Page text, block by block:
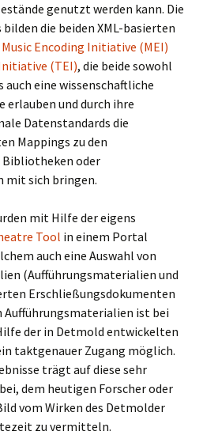
genutzt werden kann. Die
die beiden XML-basierten
Music Encoding Initiative (MEI)
(TEI), die beide sowohl
eine wissenschaftliche
erlauben und durch ihre
Datenstandards die
Mappings zu den
Bibliotheken oder
mit sich bringen.
mit Hilfe der eigens
Tool in einem Portal
auch eine Auswahl von
(Aufführungsmaterialien und
Erschließungsdokumenten
Aufführungsmaterialien ist bei
der in Detmold entwickelten
taktgenauer Zugang möglich.
trägt auf diese sehr
dem heutigen Forscher oder
vom Wirken des Detmolder
zu vermitteln.